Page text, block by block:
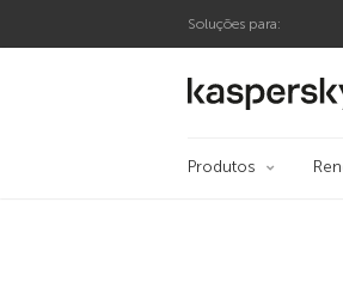
Soluções para:
Produtos